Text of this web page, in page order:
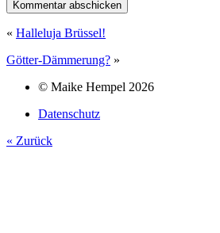
« Halleluja Brüssel!
Götter-Dämmerung? »
© Maike Hempel 2026
Datenschutz
« Zurück